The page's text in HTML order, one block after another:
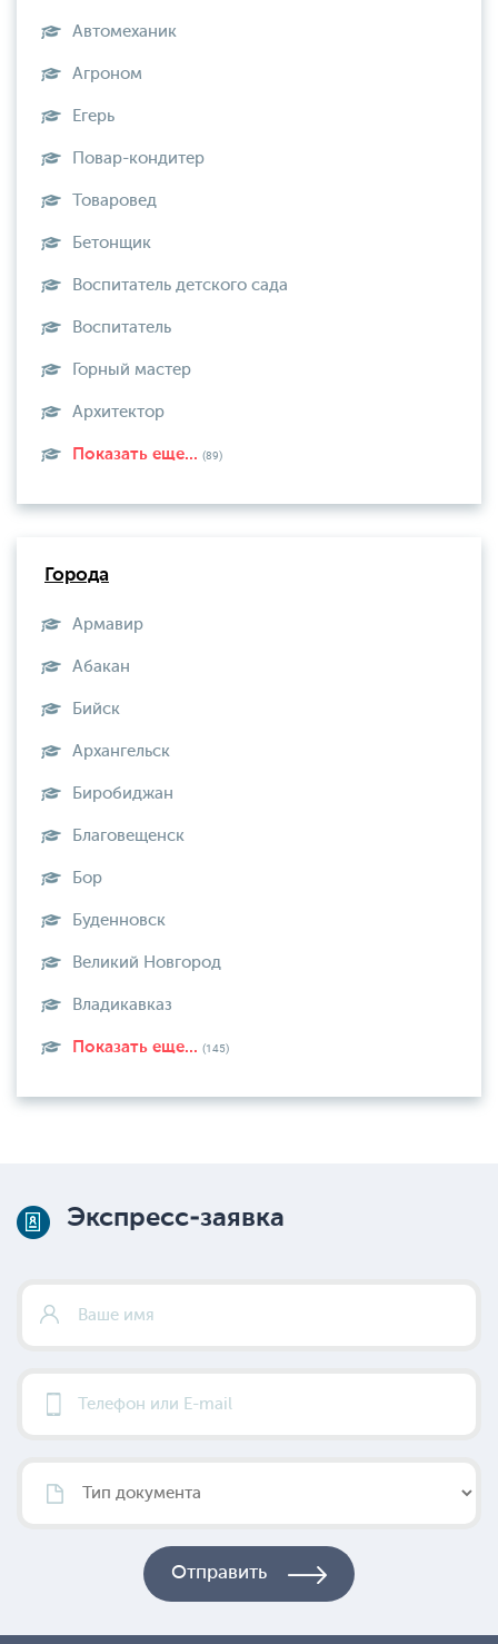
Автомеханик
Агроном
Егерь
Повар-кондитер
Товаровед
Бетонщик
Воспитатель детского сада
Воспитатель
Горный мастер
Архитектор
Показать еще... (89)
Города
Армавир
Абакан
Бийск
Архангельск
Биробиджан
Благовещенск
Бор
Буденновск
Великий Новгород
Владикавказ
Показать еще... (145)
Экспресс-заявка